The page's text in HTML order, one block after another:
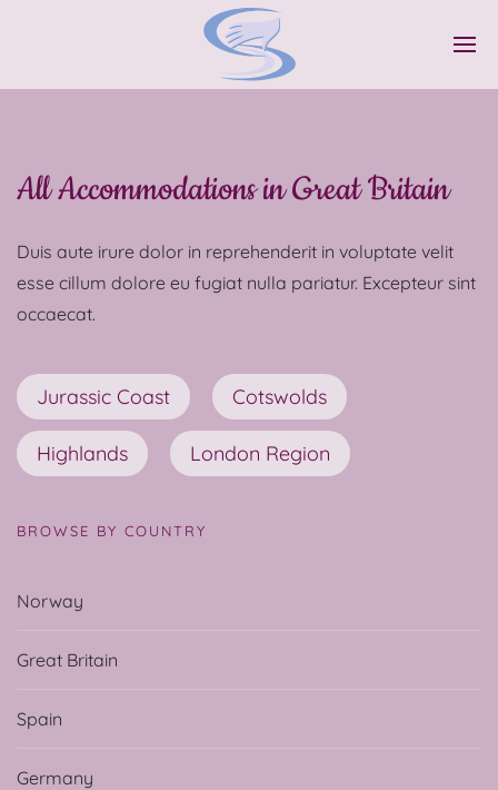
All Accommodations in Great Britain
Duis aute irure dolor in reprehenderit in voluptate velit
esse cillum dolore eu fugiat nulla pariatur. Excepteur sint
occaecat.
Jurassic Coast Cotswolds
Highlands London Region
BROWSE BY COUNTRY
Norway
Great Britain
Spain
Germany